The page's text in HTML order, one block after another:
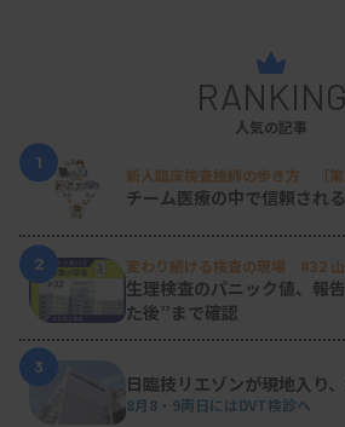
RANKING
人気の記事
1
新人臨床検査技師の歩き方 ［第
チーム医療の中で信頼され
2 変わり続ける検査の現場 #32
生理検査のパニック値、報
た後”まで確認
3
日臨技リエゾンが現地入り
8月8・9両日にはDVT検診へ